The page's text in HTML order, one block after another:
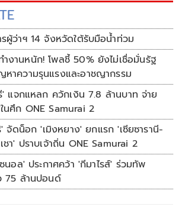
ผู้ว่าฯ 14 จังหวัดใต้รับมือน้ำท่วม
งานหนัก! โพลชี้ 50% ยังไม่เชื่อมั่นรัฐ
าความรุนแรงและอาชญากรรม
' แจกแหลก ควักเงิน 7.8 ล้านบาท จ่าย
นศึก ONE Samurai 2
' จัดน็อก 'เมิงหยาง' ยกแรก 'เซียซารานี-
ชา' ปราบเจ้าถิ่น ONE Samurai 2
นอล' ประกาศคว้า 'กีมาไรส์' ร่วมทัพ
75 ล้านปอนด์